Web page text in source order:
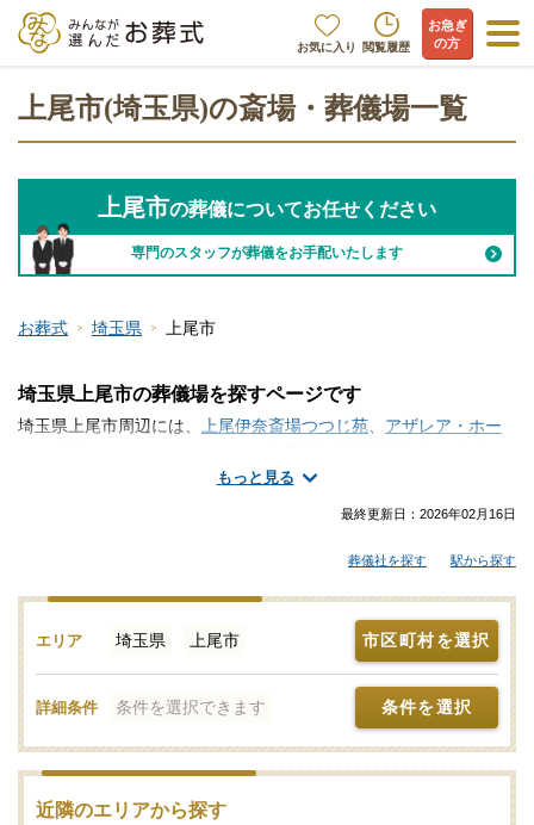
お気に入り 閲覧履歴
お急ぎ
の方
上尾市(埼玉県)の斎場・葬儀場一覧
上尾市の葬儀についてお任せください
専門のスタッフが葬儀をお手配いたします
お葬式 埼玉県 上尾市
もっと見る
埼玉県上尾市の葬儀場を探すページです
埼玉県上尾市周辺には、 上尾伊奈斎場つつじ苑、 アザレア・ホー
上尾市には便利な総合斎場があります。家族葬などの葬儀を行う
式場と火葬場が隣接していますので、移動の負担が軽減されま
式を行い総合斎場の火葬場に向けて出棺する流れも多く見受けら
れます。上尾市の近隣で家族葬などの葬儀をお考えなら「みんな
が選んだお葬式」で斎場やセレモニーホール、それぞれの機能や
評価などをご覧いただき、申込みの流れなど、ご不明点があれ
ば、些細と思われることでも遠慮なくお電話でご相談ください。
葬儀と葬式、告別式の違いとは？葬儀の意味、費用相場や流れ
も解説
最終更新日： 2026年02月16日
葬儀社を探す 駅から探す
エリア 埼玉県 上尾市 市区町村を選択
詳細条件 条件を選択できます 条件を選択
近隣のエリアから探す